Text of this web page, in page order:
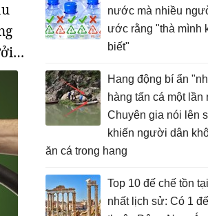
nước mà nhiều
ước rằng "thà mình
biết"
Hang động bí ẩn
hàng tấn cá một lần
Chuyên gia nói lên
khiến người dân
ăn cá trong hang
Top 10 đế chế tồn
nhất lịch sử: Có 1